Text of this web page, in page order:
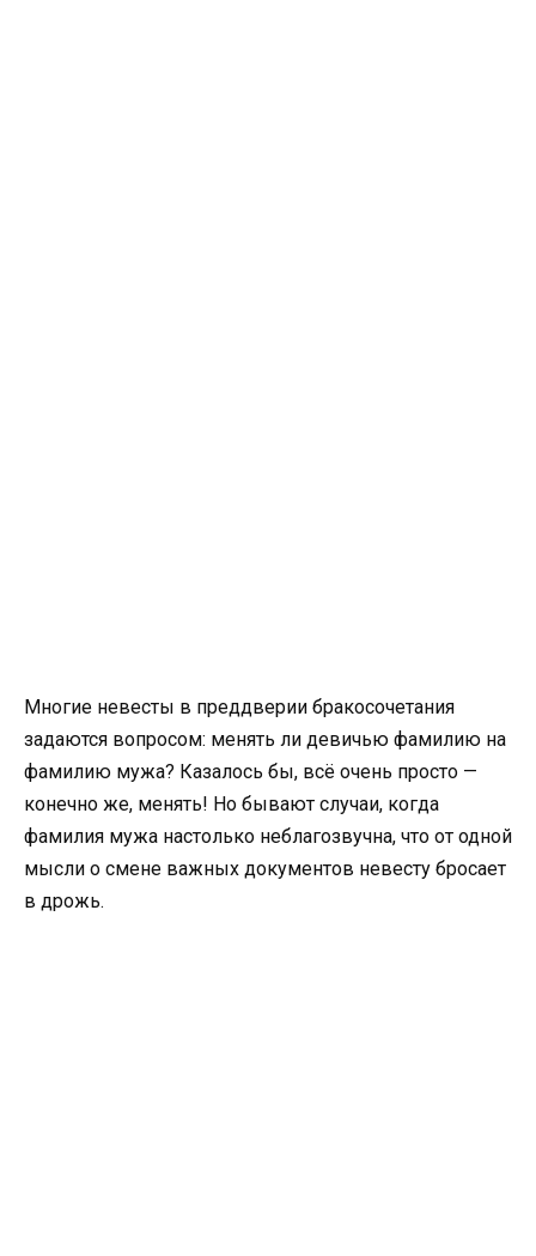
Многие невесты в преддверии бракосочетания
задаются вопросом: менять ли девичью фамилию на
фамилию мужа? Казалось бы, всё очень просто —
конечно же, менять! Но бывают случаи, когда
фамилия мужа настолько неблагозвучна, что от одной
мысли о смене важных документов невесту бросает
в дрожь.